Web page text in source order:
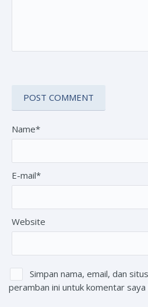
Name*
E-mail*
Website
Simpan nama, email, dan
peramban ini untuk komentar